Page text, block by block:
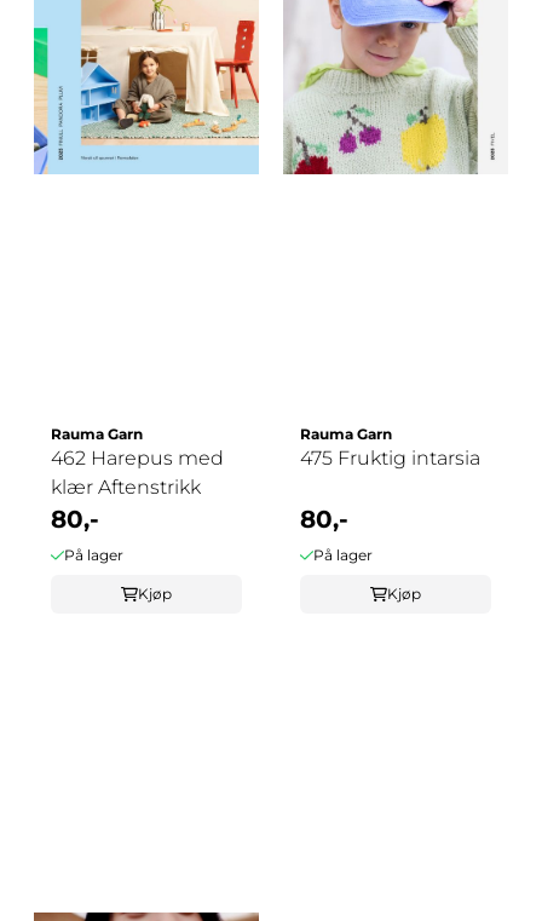
Rauma Garn
462 Harepus med
klær Aftenstrikk
80,-
På lager
Kjøp
Rauma Garn
475 Fruktig intarsia
80,-
På lager
Kjøp